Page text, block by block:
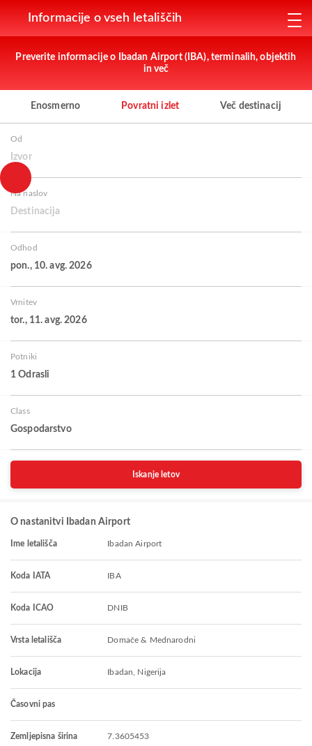
Informacije o vseh letališčih
Preverite informacije o Ibadan Airport (IBA), terminalih, objektih
in več
Enosmerno Povratni izlet Več destinacij
Od
Izvor
Na naslov
Destinacija
Odhod
pon., 10. avg. 2026
Vrnitev
tor., 11. avg. 2026
Potniki
1 Odrasli
Class
Gospodarstvo
Iskanje letov
O nastanitvi Ibadan Airport
Ime letališča Ibadan Airport
Koda IATA IBA
Koda ICAO DNIB
Vrsta letališča Domače & Mednarodni
Lokacija Ibadan, Nigerija
Časovni pas
Zemljepisna širina 7.3605453